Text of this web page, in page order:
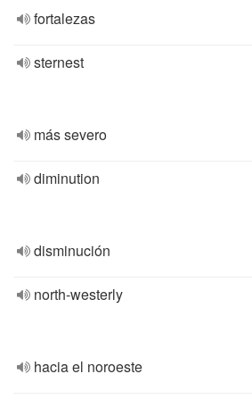
fortalezas
sternest
más severo
diminution
disminución
north-westerly
hacia el noroeste